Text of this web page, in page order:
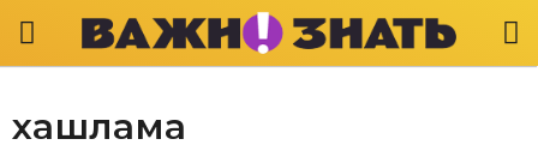
хашлама